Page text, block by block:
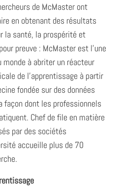
de McMaster ont
en obtenant des résultats
la santé, la prospérité et
preuve : McMaster est l’une
à abriter un réacteur
de l’apprentissage à partir
fondée sur des données
façon dont les professionnels
Chef de file en matière
par des sociétés
accueille plus de 70